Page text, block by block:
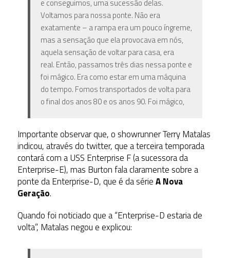
e conseguimos, uma sucessão delas.
Voltamos para nossa ponte. Não era
exatamente – a rampa era um pouco íngreme,
mas a sensação que ela provocava em nós,
aquela sensação de voltar para casa, era
real. Então, passamos três dias nessa ponte e
foi mágico. Era como estar em uma máquina
do tempo. Fomos transportados de volta para
o final dos anos 80 e os anos 90. Foi mágico,
Importante observar que, o showrunner Terry Matalas
indicou, através do twitter, que a terceira temporada
contará com a USS Enterprise F (a sucessora da
Enterprise-E), mas Burton fala claramente sobre a
ponte da Enterprise-D, que é da sérieA Nova
Geração.
Quando foi noticiado que a “Enterprise-D estaria de
volta”, Matalas negou e explicou: